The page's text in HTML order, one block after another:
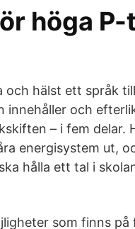
höga P-
och hälst ett språk
innehåller och
– i fem delar.
energisystem ut,
hålla ett tal i
som finns